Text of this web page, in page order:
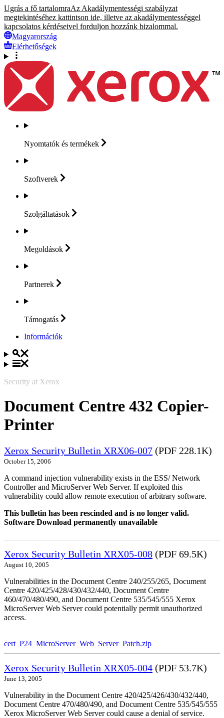
Ugrás a fő tartalomraAz Akadálymentességi szabályzat
megtekintéséhez kattintson ide, illetve az akadálymentességgel
kapcsolatos kérdéseivel forduljon hozzánk bizalommal.
Magyarország
Elérhetőségek
Nyomtatók és termékek
Szoftverek
Szolgáltatások
Megoldások
Partnerek
Támogatás
Információk
Security at Xerox
Document Centre 432 Copier-
Printer
Xerox Security Bulletin XRX06-007 (PDF 228.1K)
October 15, 2006
A command injection vulnerability exists in the ESS/ Network
Controller and MicroServer Web Server. If exploited this
vulnerability could allow remote execution of arbitrary software.
This bulletin has been rescinded and is no longer valid.
Software Download permanently unavailable
Xerox Security Bulletin XRX05-008 (PDF 69.5K)
August 10, 2005
Vulnerabilities in the Document Centre 240/255/265, Document
Centre 420/425/428/430/432/440, Document Centre
460/470/480/490, and Document Centre 535/545/555 Xerox
MicroServer Web Server could potentially permit unauthorized
access.
cert_P24_MicroServer_Web_Server_Patch.zip
Xerox Security Bulletin XRX05-004 (PDF 53.7K)
June 13, 2005
Vulnerability in the Document Centre 420/425/426/430/432/440,
Document Centre 470/480/490, and Document Centre 535/545/555
Xerox MicroServer Web Server could cause a denial of service.